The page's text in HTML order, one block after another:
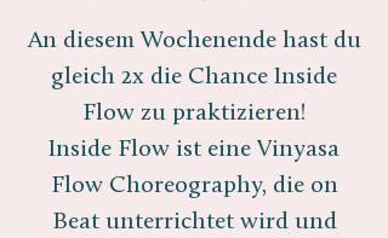
An diesem Wochenende hast du
gleich 2x die Chance Inside
Flow zu praktizieren!
Inside Flow ist eine Vinyasa
Flow Choreography, die on
Beat unterrichtet wird und